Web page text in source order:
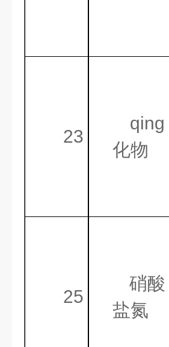
23
qing
化物
25
硝酸
盐氮